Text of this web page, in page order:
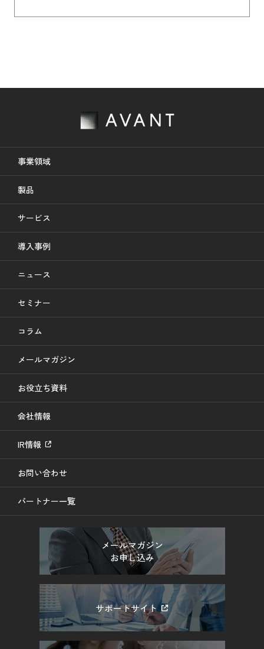
事業領域
製品
サービス
導入事例
ニュース
セミナー
コラム
メールマガジン
お役立ち資料
会社情報
IR情報
お問い合わせ
パートナー一覧
メールマガジン
お申し込み
サポートサイト